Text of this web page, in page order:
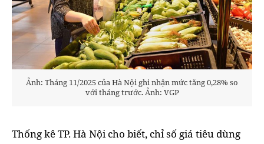
Ảnh: Tháng 11/2025 của Hà Nội ghi nhận mức tăng 0,28% so
với tháng trước. Ảnh: VGP
Thống kê TP. Hà Nội cho biết, chỉ số giá tiêu dùng